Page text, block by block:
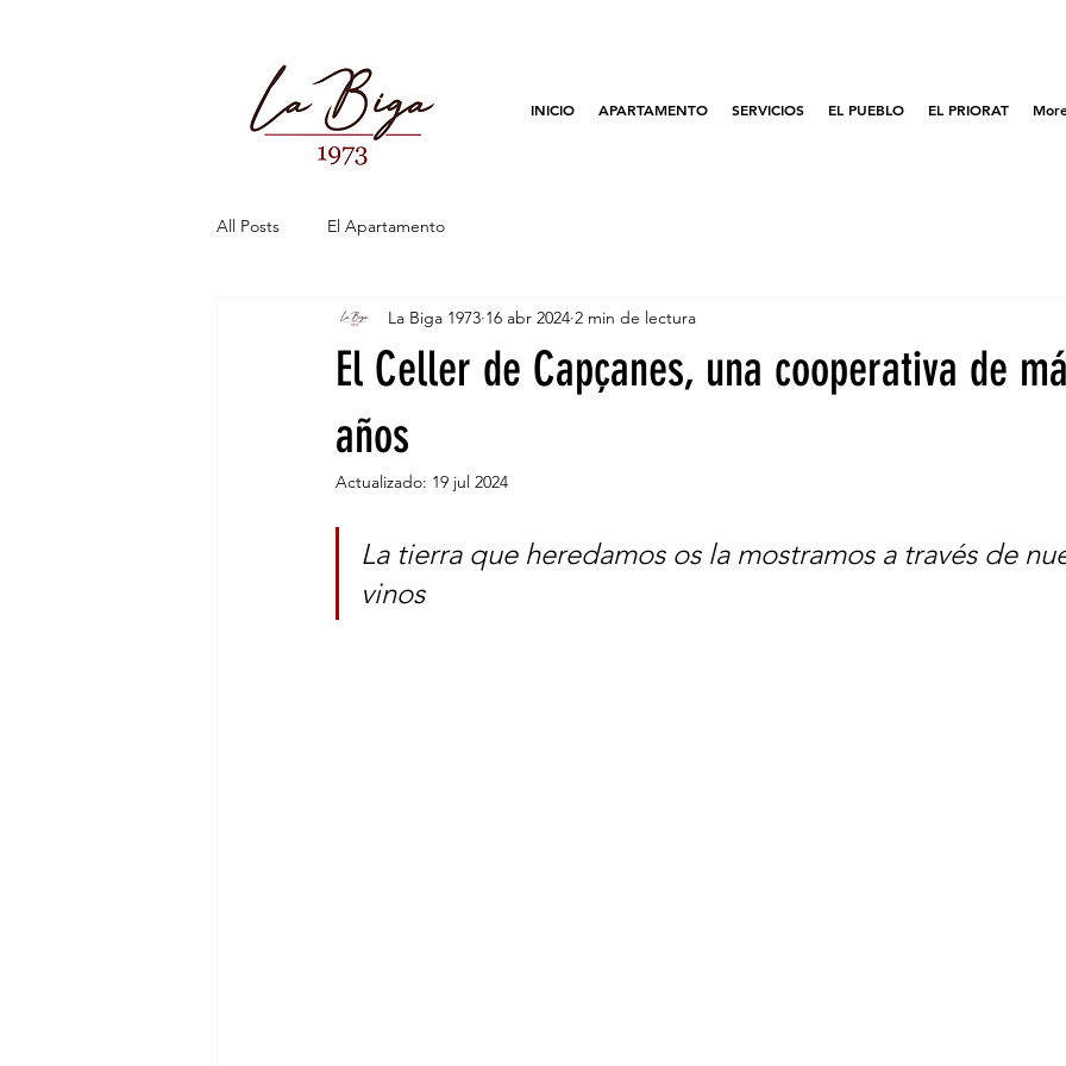
INICIO APARTAMENTO SERVICIOS EL PUEBLO EL PRIORAT
All Posts El Apartamento
El Celler de Capçanes, una cooperativa de
años
La Biga 1973 16 abr 2024 2 min de lectura
Actualizado: 19 jul 2024
La tierra que heredamos os la mostramos a través de
vinos